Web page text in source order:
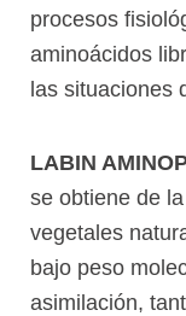
procesos
aminoácidos
las situaciones
LABIN
se obtiene de
vegetales
bajo peso
asimilación,